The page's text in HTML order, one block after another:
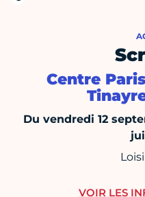
Centre
Du vendredi 12
VOIR LES